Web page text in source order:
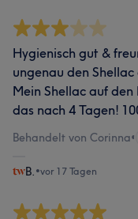
Hygienisch gut &
ungenau den
Mein Shellac auf
das nach 4 Tagen!
Behandelt von Corinna•
B. •vor 17 Tagen